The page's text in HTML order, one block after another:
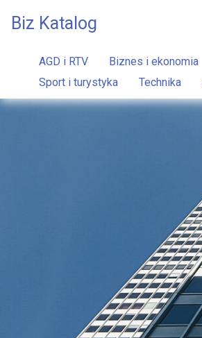
Biz Katalog
AGD i RTV Biznes i ekonomia
Sport i turystyka
Technika